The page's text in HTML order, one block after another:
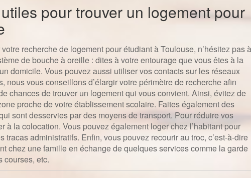
pour trouver un logement pour
recherche de logement pour étudiant à Toulouse, n’hésitez pas à
de bouche à oreille : dites à votre entourage que vous êtes à la
domicile. Vous pouvez aussi utiliser vos contacts sur les réseaux
nous vous conseillons d’élargir votre périmètre de recherche afin
chances de trouver un logement qui vous convient. Ainsi, évitez de
proche de votre établissement scolaire. Faites également des
sont desservies par des moyens de transport. Pour réduire vos
à la colocation. Vous pouvez également loger chez l’habitant pour
tracas administratifs. Enfin, vous pouvez recourir au troc, c’est-à-dire
chez une famille en échange de quelques services comme la garde
courses, etc.